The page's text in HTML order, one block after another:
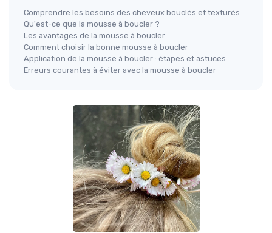
Comprendre les besoins des cheveux bouclés et texturés
Qu'est-ce que la mousse à boucler ?
Les avantages de la mousse à boucler
Comment choisir la bonne mousse à boucler
Application de la mousse à boucler : étapes et astuces
Erreurs courantes à éviter avec la mousse à boucler